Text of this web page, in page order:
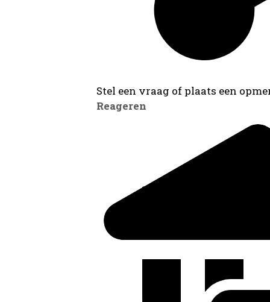
Stel een vraag of plaats een
Reageren